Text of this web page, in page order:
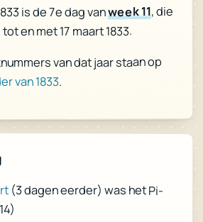
is de 7e dag vanweek 11, die
tot en met 17 maart 1833.
van dat jaar staan op
van 1833.
(3 dagen eerder) was het Pi-